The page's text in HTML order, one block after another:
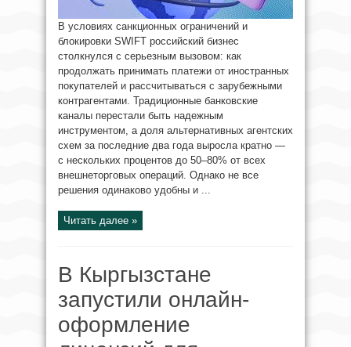
В условиях санкционных ограничений и
блокировки SWIFT российский бизнес
столкнулся с серьезным вызовом: как
продолжать принимать платежи от иностранных
покупателей и рассчитываться с зарубежными
контрагентами. Традиционные банковские
каналы перестали быть надежным
инструментом, а доля альтернативных агентских
схем за последние два года выросла кратно —
с нескольких процентов до 50–80% от всех
внешнеторговых операций. Однако не все
решения одинаково удобны и ...
Читать далее »
В Кыргызстане
запустили онлайн-
оформление